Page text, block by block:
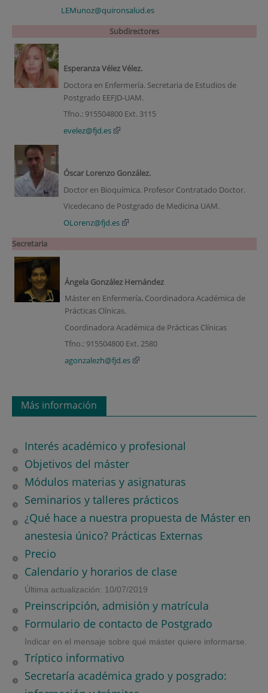
LEMunoz@quironsalud.es
Subdirectores
Esperanza Vélez Vélez.
Doctora en Enfermería. Secretaria de Estudios de
Postgrado EEFJD-UAM.
Tfno.: 915504800 Ext. 3115
evelez@fjd.es
Óscar Lorenzo González.
Doctor en Bioquímica. Profesor Contratado Doctor.
Vicedecano de Postgrado de Medicina UAM.
OLorenz@fjd.es
Secretaria
Ángela González Hernández
Máster en Enfermería. Coordinadora Académica de
Prácticas Clínicas.
Coordinadora Académica de Prácticas Clínicas
Tfno.: 915504800 Ext. 2580
agonzalezh@fjd.es
Más información
Interés académico y profesional
Objetivos del máster
Módulos materias y asignaturas
Seminarios y talleres prácticos
¿Qué hace a nuestra propuesta de Máster en
anestesia único? Prácticas Externas
Precio
Calendario y horarios de clase
Última actualización: 10/07/2019
Preinscripción, admisión y matrícula
Formulario de contacto de Postgrado
Indicar en el mensaje sobre qué máster quiere informarse.
Tríptico informativo
Secretaría académica grado y posgrado: